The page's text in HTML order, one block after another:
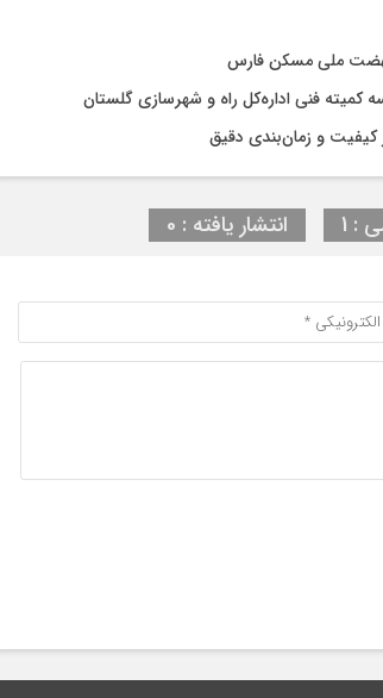
نهضت ملی مسکن فارس
فنی اداره‌کل راه و شهرسازی گلستان
: 1 انتشار یافته : 0